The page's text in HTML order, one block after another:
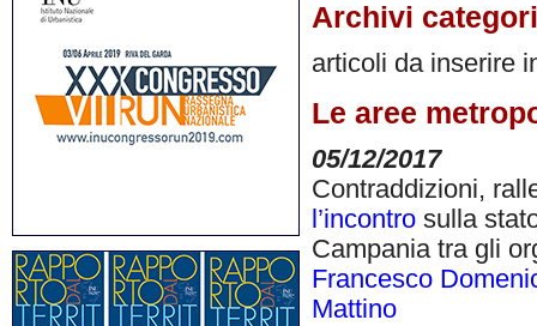
Archivi
articoli da inserire
Le aree
05/12/2017
Contraddizioni,
l’incontro sulla
Campania tra gli
Francesco
Mattino